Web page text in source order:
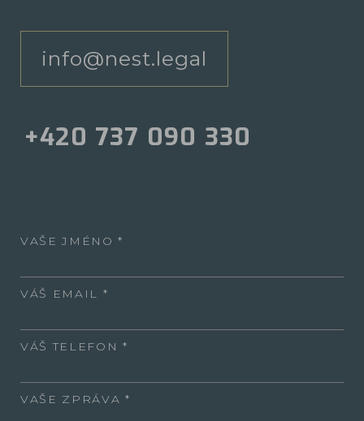
info@nest.legal
+420 737 090 330
VAŠE JMÉNO
VÁŠ EMAIL
VÁŠ TELEFON
VAŠE ZPRÁVA